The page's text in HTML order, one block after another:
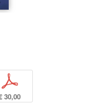
p
30,00